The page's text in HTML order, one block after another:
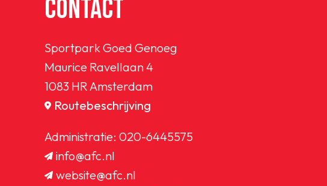
CONTACT
Sportpark Goed Genoeg
Maurice Ravellaan 4
1083 HR Amsterdam
Routebeschrijving
Administratie: 020-6445575
info@afc.nl
website@afc.nl